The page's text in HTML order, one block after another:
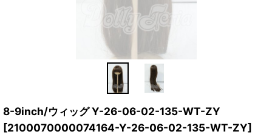
8-9inch/ウィッグ Y-26-06-02-135-WT-ZY
[2100070000074164-Y-26-06-02-135-WT-ZY]